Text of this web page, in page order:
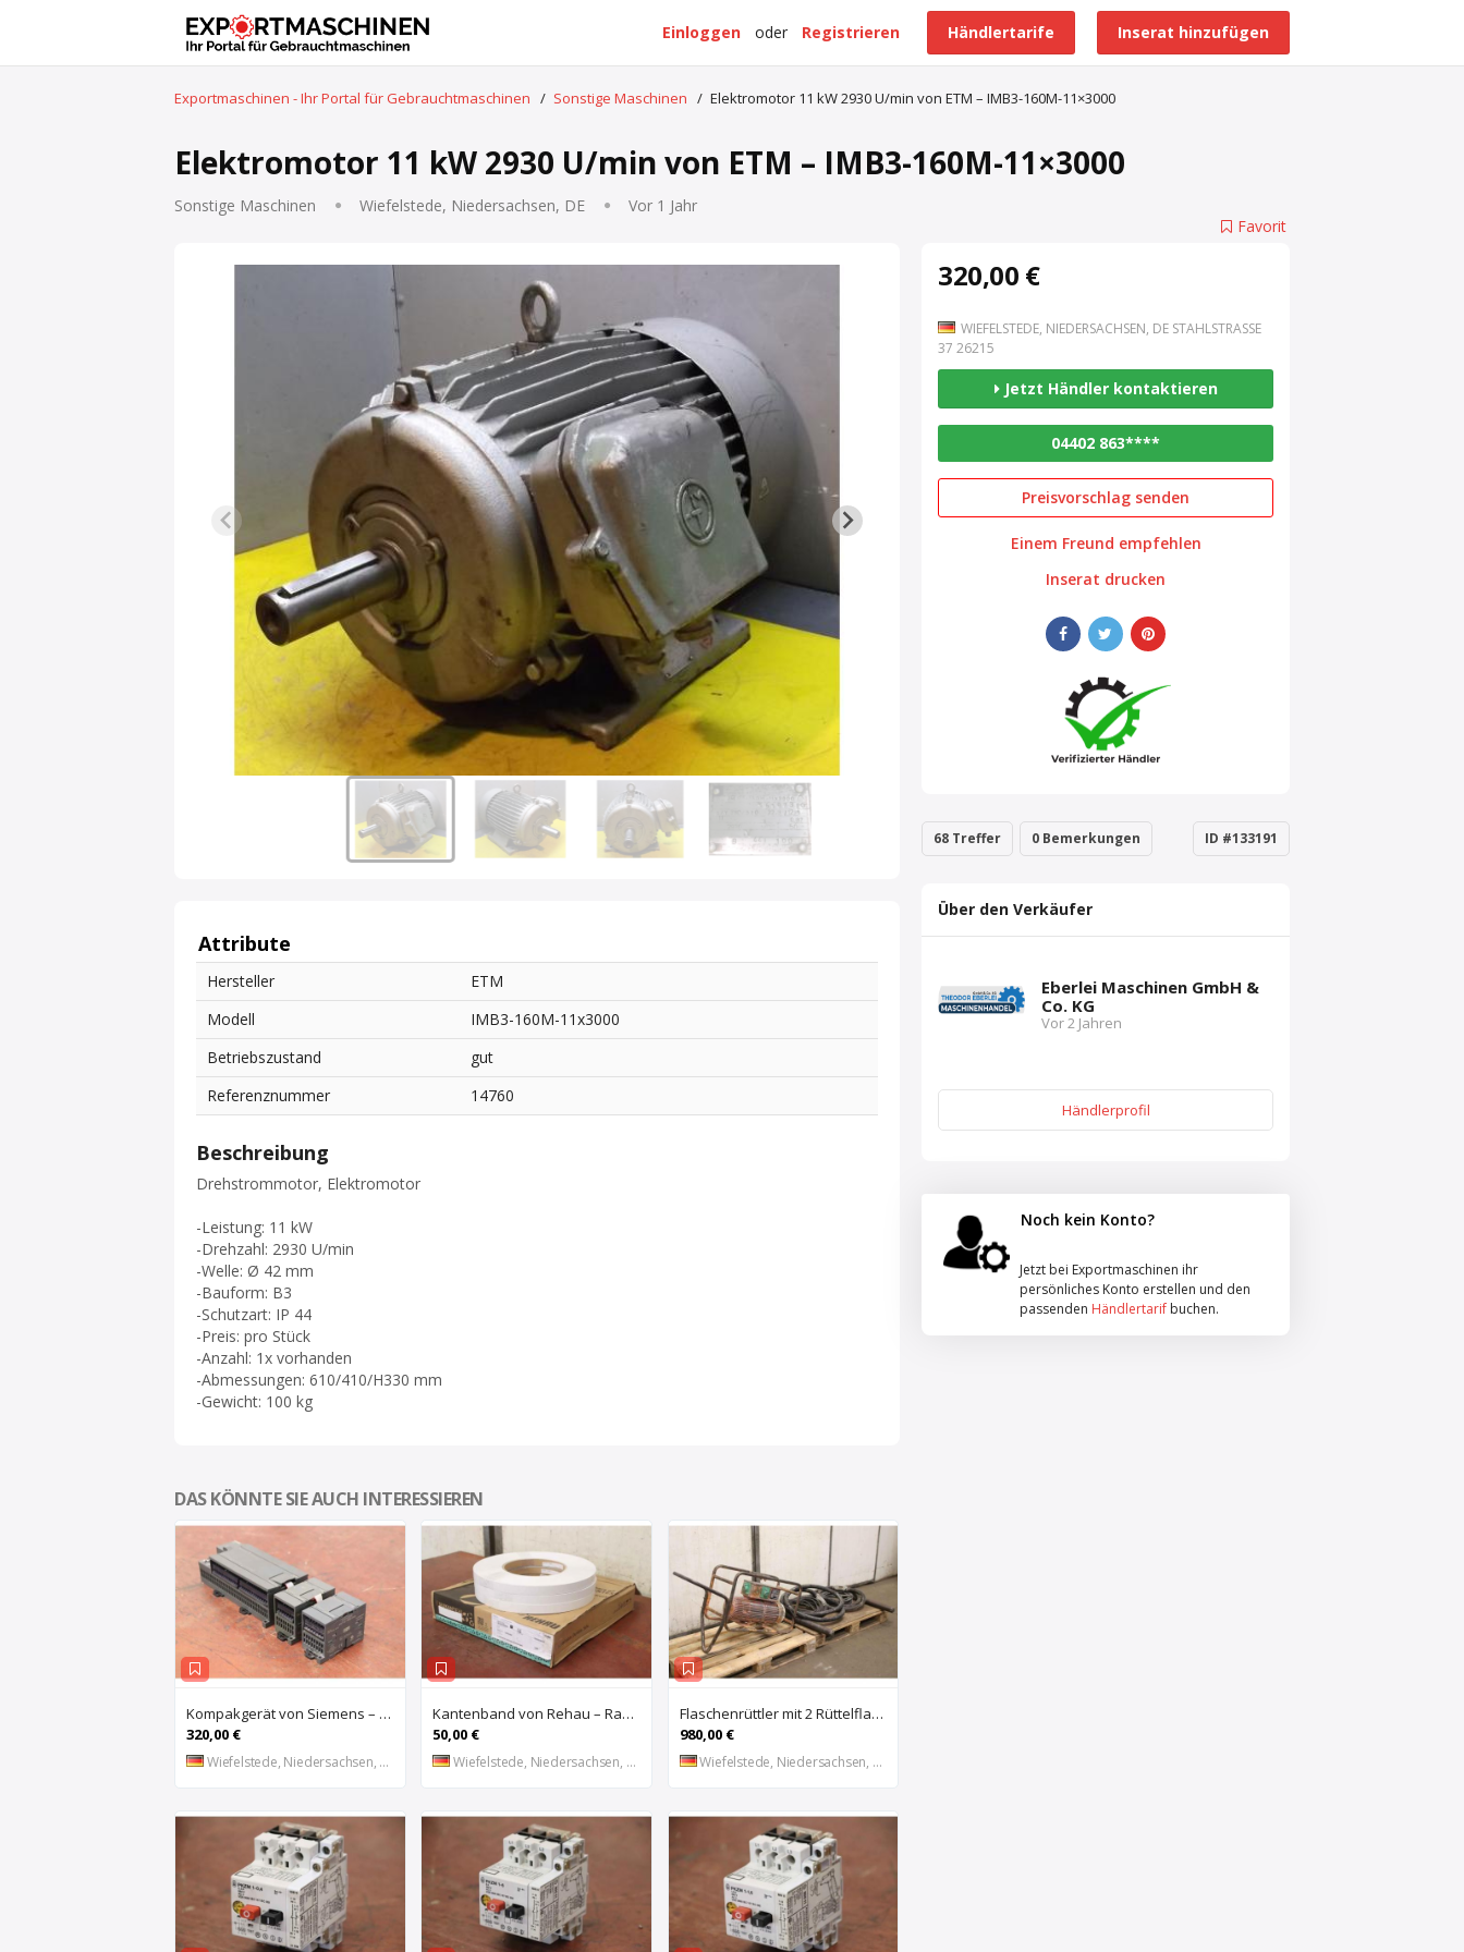
Inserat hinzufügen
Händlertarife
Registrieren
oder
Einloggen
Exportmaschinen - Ihr Portal für Gebrauchtmaschinen / Sonstige Maschinen / Elektromotor 11 kW 2930 U/min von ETM – IMB3-160M-11×3000
Elektromotor 11 kW 2930 U/min von ETM – IMB3-160M-11×3000
Sonstige Maschinen Wiefelstede, Niedersachsen, DE Vor 1 Jahr
Attribute
Hersteller
ETM
Modell
IMB3-160M-11x3000
Betriebszustand
gut
Referenznummer
14760
Beschreibung
Drehstrommotor, Elektromotor
-Leistung: 11 kW
-Drehzahl: 2930 U/min
-Welle: Ø 42 mm
-Bauform: B3
-Schutzart: IP 44
-Preis: pro Stück
-Anzahl: 1x vorhanden
-Abmessungen: 610/410/H330 mm
-Gewicht: 100 kg
DAS KÖNNTE SIE AUCH INTERESSIEREN
Kompakgerät von Siemens – 6ES7 216-2AD22-OXBO 6ES 221-1BF22-OXAO
320,00 €
Wiefelstede, Niedersachsen, DE
Kantenband von Rehau – Raukantex FP 28/1 97556
50,00 €
Wiefelstede, Niedersachsen, DE
Flaschenrüttler mit 2 Rüttelflaschen von Wacker – FU-4/200SW
980,00 €
Wiefelstede, Niedersachsen, DE
Favorit
320,00 €
WIEFELSTEDE, NIEDERSACHSEN, DE STAHLSTRASSE 3
7 26215
Jetzt Händler kontaktieren
04402 863****
Preisvorschlag senden
Einem Freund empfehlen
Inserat drucken
68 Treffer 0 Bemerkungen ID #133191
Über den Verkäufer
Eberlei Maschinen GmbH &
Co. KG
Vor 2 Jahren
Händlerprofil
Noch kein Konto?
Jetzt bei Exportmaschinen ihr
persönliches Konto erstellen und den
passenden Händlertarif buchen.